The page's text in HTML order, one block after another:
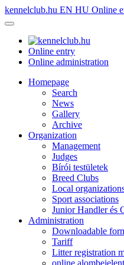
kennelclub.hu EN HU Online
Online entry
Online administration
Homepage
Search
News
Gallery
Archive
Organization
Management
Judges
Bírói testületek
Breed Clubs
Local
Sport associations
Junior Handler és
Administration
Downloadable
Tariff
Litter registration
online